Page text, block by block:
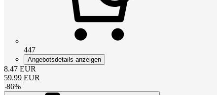
447
Angebotsdetails anzeigen
8.47 EUR
59.99 EUR
-86%